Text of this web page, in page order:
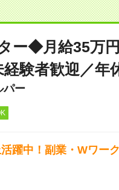
ー◆月給35万
験者歓迎／年
パー
躍中！副業・Wワー